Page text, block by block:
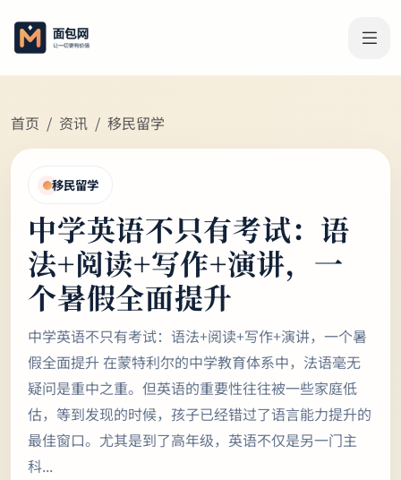
首页 资讯 移民留学
移民留学
中学英语不只有考试：语
法+阅读+写作+演讲，一
个暑假全面提升
中学英语不只有考试：语法+阅读+写作+演讲，一个暑
假全面提升 在蒙特利尔的中学教育体系中，法语毫无
疑问是重中之重。但英语的重要性往往被一些家庭低
估，等到发现的时候，孩子已经错过了语言能力提升的
最佳窗口。尤其是到了高年级，英语不仅是另一门主
科...